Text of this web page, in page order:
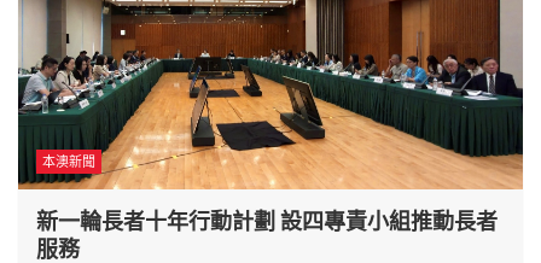
本澳新聞
新一輪長者十年行動計劃 設四專責小組推動長者
服務